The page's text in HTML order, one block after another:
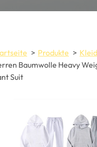
Produkte
Baumwolle Heavy
Suit